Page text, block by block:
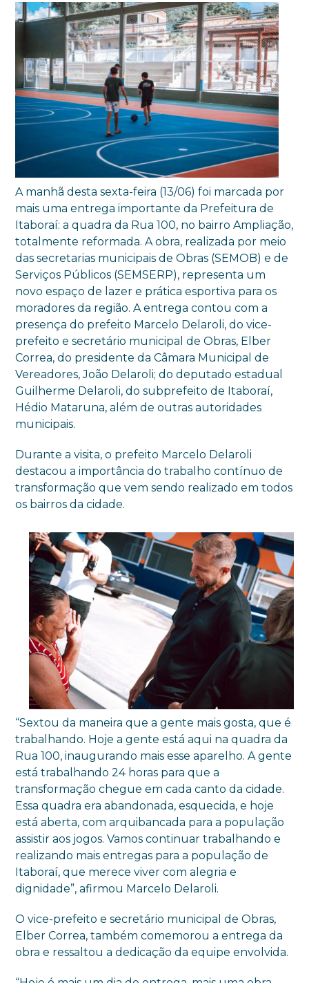
A manhã desta sexta-feira (13/06) foi marcada por
mais uma entrega importante da Prefeitura de
Itaboraí: a quadra da Rua 100, no bairro Ampliação,
totalmente reformada. A obra, realizada por meio
das secretarias municipais de Obras (SEMOB) e de
Serviços Públicos (SEMSERP), representa um
novo espaço de lazer e prática esportiva para os
moradores da região. A entrega contou com a
presença do prefeito Marcelo Delaroli, do vice-
prefeito e secretário municipal de Obras, Elber
Correa, do presidente da Câmara Municipal de
Vereadores, João Delaroli; do deputado estadual
Guilherme Delaroli, do subprefeito de Itaboraí,
Hédio Mataruna, além de outras autoridades
municipais.
Durante a visita, o prefeito Marcelo Delaroli
destacou a importância do trabalho contínuo de
transformação que vem sendo realizado em todos
os bairros da cidade.
“Sextou da maneira que a gente mais gosta, que é
trabalhando. Hoje a gente está aqui na quadra da
Rua 100, inaugurando mais esse aparelho. A gente
está trabalhando 24 horas para que a
transformação chegue em cada canto da cidade.
Essa quadra era abandonada, esquecida, e hoje
está aberta, com arquibancada para a população
assistir aos jogos. Vamos continuar trabalhando e
realizando mais entregas para a população de
Itaboraí, que merece viver com alegria e
dignidade”, afirmou Marcelo Delaroli.
O vice-prefeito e secretário municipal de Obras,
Elber Correa, também comemorou a entrega da
obra e ressaltou a dedicação da equipe envolvida.